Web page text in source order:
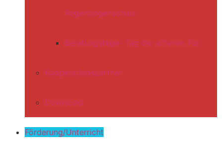
Regenbogenschule
Beratungstage- Tag der offenen Tür
Kooperationspartner
Download
Förderung/Unterricht